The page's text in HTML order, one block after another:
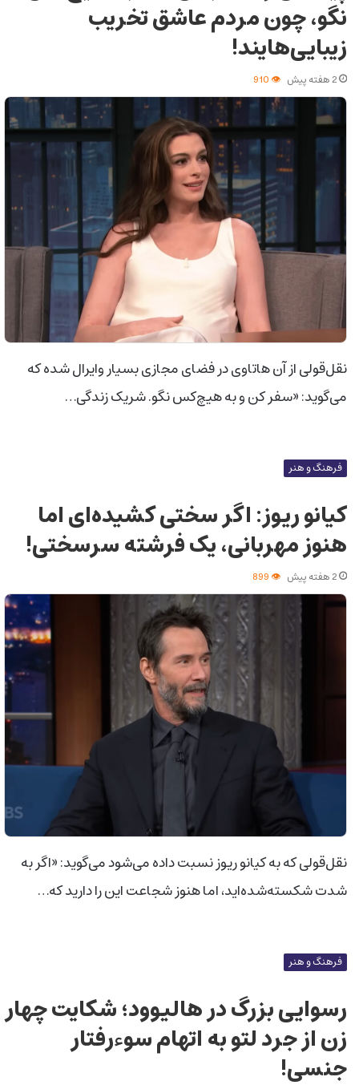
نگو، چون مردم عاشق تخریب
زیبایی‌هایند!
2 هفته پیش
نقل‌قولی از آن‌ هاتاوی در فضای مجازی بسیار وایرال شده که
می‌گوید: «سفر کن و به هیچ‌کس نگو. شریک زندگی…
فرهنگ و هنر
کیانو ریوز: اگر سختی کشیده‌ای اما
هنوز مهربانی، یک فرشته سرسختی!
2 هفته پیش
نقل‌قولی که به کیانو ریوز نسبت داده می‌شود می‌گوید: «اگر به
شدت شکسته‌شده‌اید، اما هنوز شجاعت این را دارید که…
فرهنگ و هنر
رسوایی بزرگ در هالیوود؛ شکایت چهار
زن از جرد لتو به اتهام سوءرفتار
جنسی!